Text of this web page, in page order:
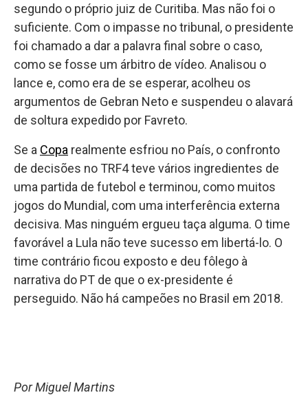
segundo o próprio juiz de Curitiba. Mas não foi o
suficiente. Com o impasse no tribunal, o presidente
foi chamado a dar a palavra final sobre o caso,
como se fosse um árbitro de vídeo. Analisou o
lance e, como era de se esperar, acolheu os
argumentos de Gebran Neto e suspendeu o alavará
de soltura expedido por Favreto.
Se a Copa realmente esfriou no País, o confronto
de decisões no TRF4 teve vários ingredientes de
uma partida de futebol e terminou, como muitos
jogos do Mundial, com uma interferência externa
decisiva. Mas ninguém ergueu taça alguma. O time
favorável a Lula não teve sucesso em libertá-lo. O
time contrário ficou exposto e deu fôlego à
narrativa do PT de que o ex-presidente é
perseguido. Não há campeões no Brasil em 2018.
Por Miguel Martins